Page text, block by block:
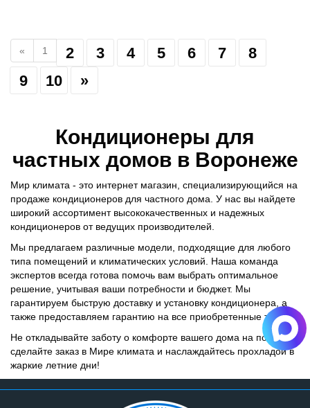
« 1 2 3 4 5 6 7
8
9
10 »
Кондиционеры для
частных домов в Воронеже
Мир климата - это интернет магазин, специализирующийся на
продаже кондиционеров для частного дома. У нас вы найдете
широкий ассортимент высококачественных и надежных
кондиционеров от ведущих производителей.
Мы предлагаем различные модели, подходящие для любого
типа помещений и климатических условий. Наша команда
экспертов всегда готова помочь вам выбрать оптимальное
решение, учитывая ваши потребности и бюджет. Мы
гарантируем быструю доставку и установку кондиционера, а
также предоставляем гарантию на все приобретенные товары.
Не откладывайте заботу о комфорте вашего дома на потом -
сделайте заказ в Мире климата и наслаждайтесь прохладой в
жаркие летние дни!